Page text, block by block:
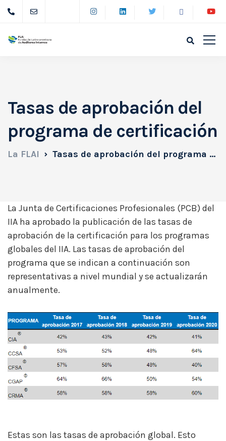
Tasas de aprobación del
programa de certificación
La FLAI Tasas de aprobación del programa de certificación
La Junta de Certificaciones Profesionales (PCB) del
IIA ha aprobado la publicación de las tasas de
aprobación de la certificación para los programas
globales del IIA. Las tasas de aprobación del
programa que se indican a continuación son
representativas a nivel mundial y se actualizarán
anualmente.
Estas son las tasas de aprobación global. Esto